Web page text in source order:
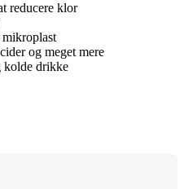
reducere klor
og meget mere
kolde drikke